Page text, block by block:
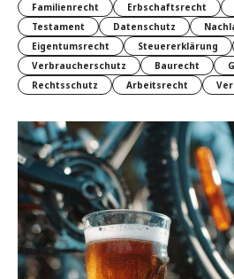
Familienrecht
Erbschaftsrecht
Testament
Datenschutz
Eigentumsrecht
Steuererklärung
Verbraucherschutz
Baurecht
Rechtsschutz
Arbeitsrecht